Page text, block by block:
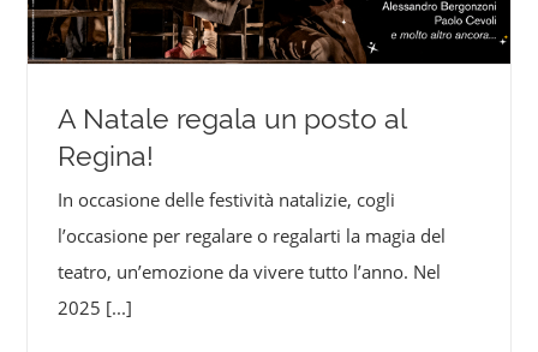
A Natale regala un posto al
Regina!
In occasione delle festività natalizie, cogli
l’occasione per regalare o regalarti la magia del
teatro, un’emozione da vivere tutto l’anno. Nel
2025 [...]